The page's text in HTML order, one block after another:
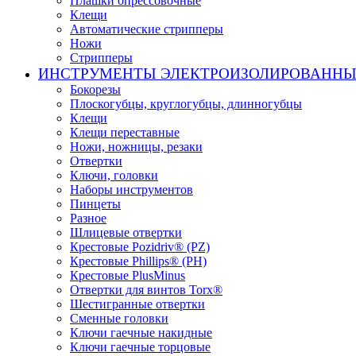
Клещи
Автоматические стрипперы
Ножи
Стрипперы
ИНСТРУМЕНТЫ
Бокорезы
Плоскогубцы, круглогубцы, длинногубцы
Клещи
Клещи переставные
Ножи, ножницы, резаки
Отвертки
Ключи, головки
Наборы инструментов
Пинцеты
Разное
Шлицевые отвертки
Крестовые Pozidriv® (PZ)
Крестовые Phillips® (PH)
Крестовые PlusMinus
Отвертки для винтов Torx®
Шестигранные отвертки
Сменные головки
Ключи гаечные накидные
Ключи гаечные торцовые